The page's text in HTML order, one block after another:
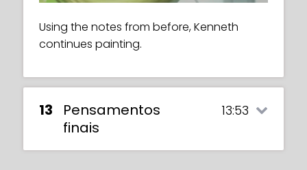
evaluate his image so far. Is it working
effectively?
Using the notes from before, Kenneth
continues painting.
13
Pensamentos
finais
13:53